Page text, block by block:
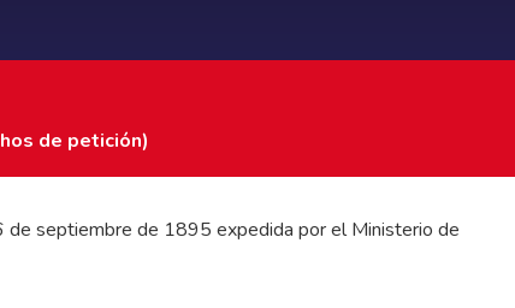
de petición)
de septiembre de 1895 expedida por el Ministerio de